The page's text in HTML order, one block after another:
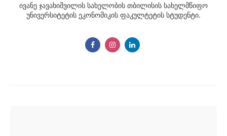
ივანე ჯავახიშვილის სახელობის თბილისის სახელმწიფო
უნივერსიტეტის ეკონომიკის ფაკულტეტის სტუდენტი.